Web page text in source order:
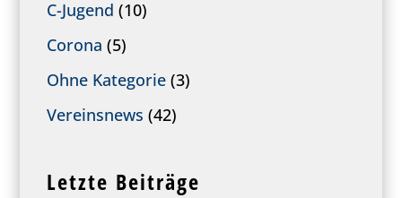
C-Jugend (10)
Corona (5)
Ohne Kategorie (3)
Vereinsnews (42)
Letzte Beiträge